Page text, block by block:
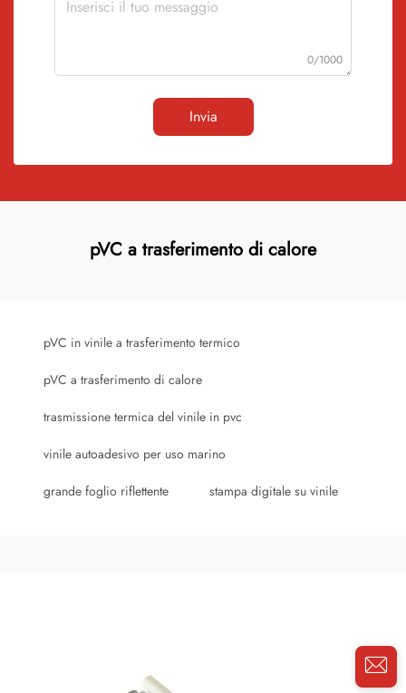
0/1000
Invia
pVC a trasferimento di calore
pVC in vinile a trasferimento termico
pVC a trasferimento di calore
trasmissione termica del vinile in pvc
vinile autoadesivo per uso marino
grande foglio riflettente stampa digitale su vinile